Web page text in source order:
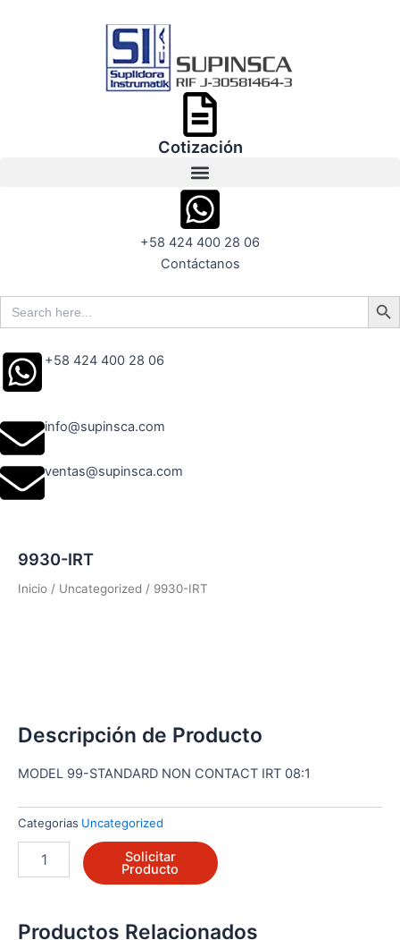
Cotización
+58 424 400 28 06
Contáctanos
Search
for:
Search
+58 424 400 28 06
info@supinsca.com
ventas@supinsca.com
9930-IRT
Inicio / Uncategorized / 9930-IRT
Descripción de Producto
MODEL 99-STANDARD NON CONTACT IRT 08:1
Categorias Uncategorized
Solicitar
Producto
Productos Relacionados